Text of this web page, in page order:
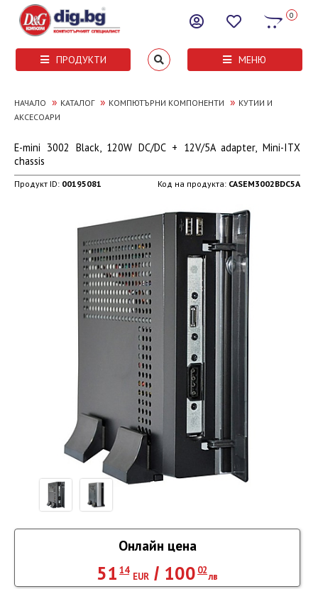
0
ПРОДУКТИ МЕНЮ
НАЧАЛО » КАТАЛОГ » КОМПЮТЪРНИ КОМПОНЕНТИ » КУТИИ И
АКСЕСОАРИ
E-mini 3002 Black, 120W DC/DC + 12V/5A adapter, Mini-ITX
chassis
Продукт ID: 00195081 Код на продукта: CASEM3002BDC5A
Онлайн цена
51 14
EUR / 100 02
лв